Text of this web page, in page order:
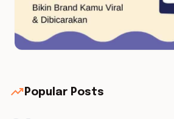
trending_up Popular Posts